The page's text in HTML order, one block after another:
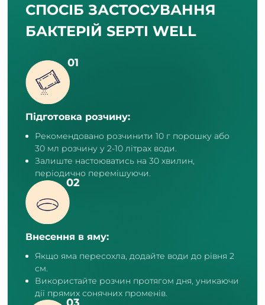
СПОСІБ ЗАСТОСУВАННЯ
БАКТЕРІЙ SEPTI WELL
Підготовка розчину:
Рекомендовано розчинити 10 г порошку або
30 мл розчину у 2-10 літрах води.
Залиште настоюватись на 30 хвилин,
періодично перемішуючи.
Внесення в яму:
Якщо яма пересохла, додайте води до рівня 2
см.
Використайте розчин протягом дня, уникаючи
дії прямих сонячних променів.